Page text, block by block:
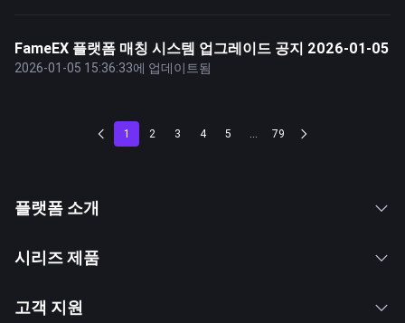
FameEX 플랫폼 매칭 시스템 업그레이드 공지 2026-01-05
2026-01-05 15:36:33에 업데이트됨
1 2 3 4 5 ... 79
플랫폼 소개
시리즈 제품
고객 지원